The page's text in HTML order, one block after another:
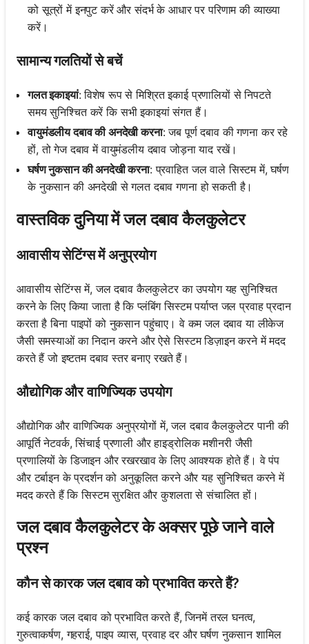
को सूत्रों में इनपुट करें और संदर्भ के आधार पर परिणाम की व्याख्या
करें।
सामान्य गलतियों से बचें
गलत इकाइयां: विशेष रूप से मिश्रित इकाई प्रणालियों से निपटते
समय सुनिश्चित करें कि सभी इकाइयां संगत हैं।
वायुमंडलीय दबाव की अनदेखी करना: जब पूर्ण दबाव की गणना कर रहे
हों, तो गेज दबाव में वायुमंडलीय दबाव जोड़ना याद रखें।
घर्षण नुकसान की अनदेखी करना: प्रवाहित जल वाले सिस्टम में, घर्षण
के नुकसान की अनदेखी से गलत दबाव गणना हो सकती है।
वास्तविक दुनिया में जल दबाव कैलकुलेटर
आवासीय सेटिंग्स में अनुप्रयोग
आवासीय सेटिंग्स में, जल दबाव कैलकुलेटर का उपयोग यह सुनिश्चित
करने के लिए किया जाता है कि प्लंबिंग सिस्टम पर्याप्त जल प्रवाह प्रदान
करता है बिना पाइपों को नुकसान पहुंचाए। वे कम जल दबाव या लीकेज
जैसी समस्याओं का निदान करने और ऐसे सिस्टम डिज़ाइन करने में मदद
करते हैं जो इष्टतम दबाव स्तर बनाए रखते हैं।
औद्योगिक और वाणिज्यिक उपयोग
औद्योगिक और वाणिज्यिक अनुप्रयोगों में, जल दबाव कैलकुलेटर पानी की
आपूर्ति नेटवर्क, सिंचाई प्रणाली और हाइड्रोलिक मशीनरी जैसी
प्रणालियों के डिजाइन और रखरखाव के लिए आवश्यक होते हैं। वे पंप
और टर्बाइन के प्रदर्शन को अनुकूलित करने और यह सुनिश्चित करने में
मदद करते हैं कि सिस्टम सुरक्षित और कुशलता से संचालित हों।
जल दबाव कैलकुलेटर के अक्सर पूछे जाने वाले
प्रश्न
कौन से कारक जल दबाव को प्रभावित करते हैं?
कई कारक जल दबाव को प्रभावित करते हैं, जिनमें तरल घनत्व,
गुरुत्वाकर्षण, गहराई, पाइप व्यास, प्रवाह दर और घर्षण नुकसान शामिल